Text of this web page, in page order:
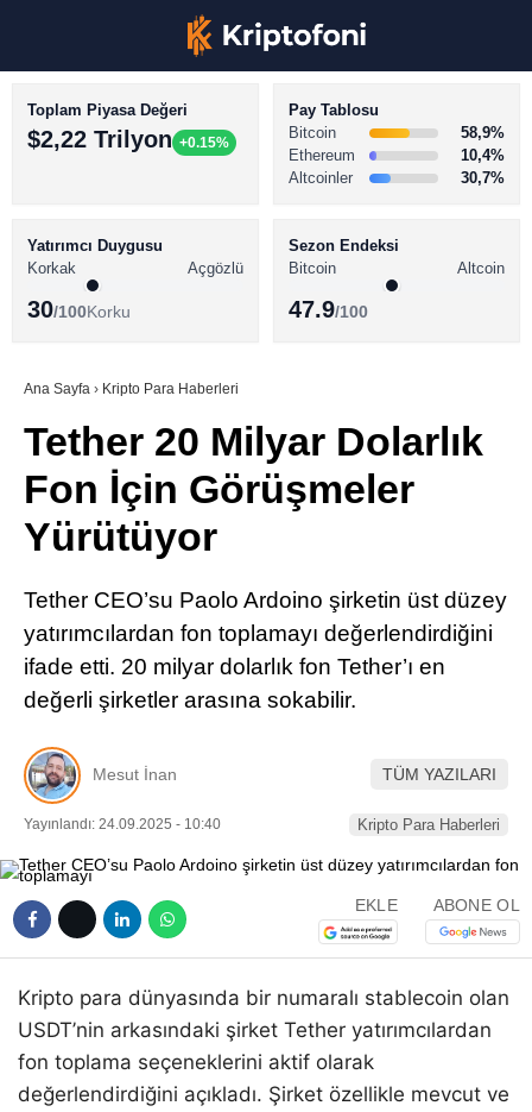
Youtube
TikTok
LinkedIn
BİTCOİN HABERLERİ
ALTCOİN HABERLERİ
SÖZLÜK
Toplam Piyasa Değeri
$2,22 Trilyon +0.15%
Pay Tablosu
Bitcoin
58,9%
Ethereum
10,4%
Altcoinler
30,7%
Yatırımcı Duygusu
Korkak
Açgözlü
30/100Korku
Sezon Endeksi
Bitcoin
Altcoin
47.9/100
Ana Sayfa › Kripto Para Haberleri
Tether 20 Milyar Dolarlık
Fon İçin Görüşmeler
Yürütüyor
Tether CEO’su Paolo Ardoino şirketin üst düzey
yatırımcılardan fon toplamayı değerlendirdiğini
ifade etti. 20 milyar dolarlık fon Tether’ı en
değerli şirketler arasına sokabilir.
Mesut İnan TÜM YAZILARI
Yayınlandı: 24.09.2025 - 10:40 Kripto Para Haberleri
EKLE ABONE OL
Kripto para dünyasında bir numaralı stablecoin olan
USDT’nin arkasındaki şirket Tether yatırımcılardan
fon toplama seçeneklerini aktif olarak
değerlendirdiğini açıkladı. Şirket özellikle mevcut ve